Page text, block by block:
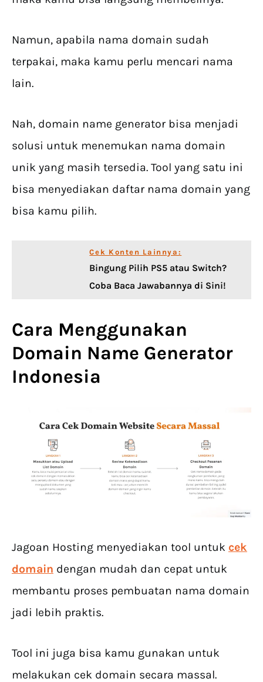
Namun, apabila nama domain sudah
terpakai, maka kamu perlu mencari nama
lain.
Nah, domain name generator bisa menjadi
solusi untuk menemukan nama domain
unik yang masih tersedia. Tool yang satu ini
bisa menyediakan daftar nama domain yang
bisa kamu pilih.
Cek Konten Lainnya:
Bingung Pilih PS5 atau Switch?
Coba Baca Jawabannya di Sini!
Cara Menggunakan
Domain Name Generator
Indonesia
Jagoan Hosting menyediakan tool untuk cek
domain dengan mudah dan cepat untuk
membantu proses pembuatan nama domain
jadi lebih praktis.
Tool ini juga bisa kamu gunakan untuk
melakukan cek domain secara massal.